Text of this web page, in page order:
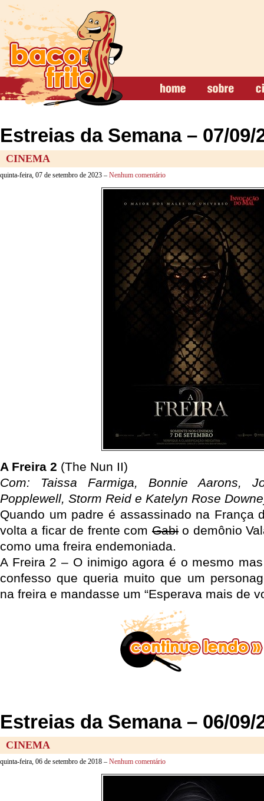
Estreias da Semana – 07/09/
CINEMA
quinta-feira, 07 de setembro de 2023 – Nenhum comentário
A Freira 2 (The Nun II)
Com: Taissa Farmiga, Bonnie Aarons,
Popplewell, Storm Reid e Katelyn Rose
Quando um padre é assassinado na França
volta a ficar de frente com Gabi o demônio
como uma freira endemoniada.
A Freira 2 – O inimigo agora é o mesmo
confesso que queria muito que um
na freira e mandasse um “Esperava mais de
Estreias da Semana – 06/09/
CINEMA
quinta-feira, 06 de setembro de 2018 – Nenhum comentário